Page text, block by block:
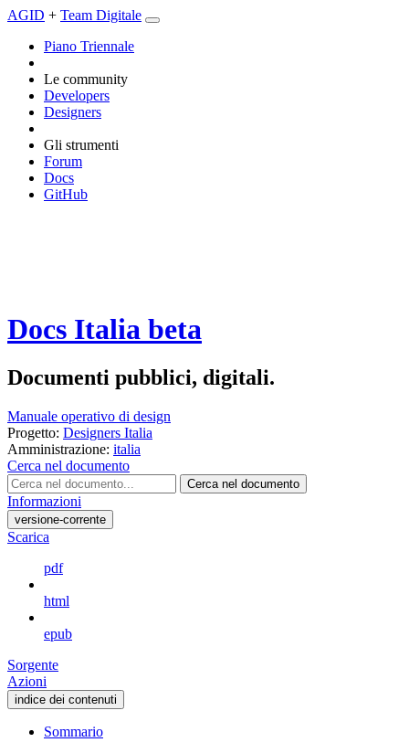
AGID + Team Digitale
Piano Triennale
Le community
Developers
Designers
Gli strumenti
Forum
Docs
GitHub
Docs Italia beta
Documenti pubblici, digitali.
Manuale operativo di design
Progetto: Designers Italia
Amministrazione: italia
Cerca nel documento
Cerca nel documento
Informazioni
versione-corrente
Scarica
pdf
html
epub
Sorgente
Azioni
indice dei contenuti
Sommario